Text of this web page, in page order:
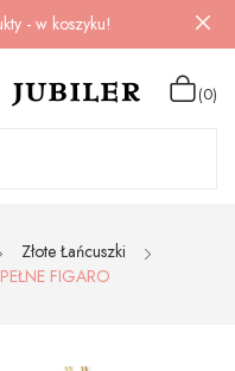
- w koszyku!
(0)
Złote Łańcuszki
FIGARO